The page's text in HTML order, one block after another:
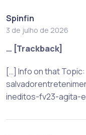
Spinfin
3 de julho de 2026
… [Trackback]
[…] Info on that Topic:
ineditos-fv23-agita-